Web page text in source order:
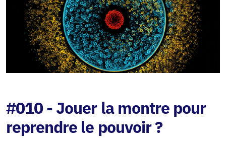
#010 - Jouer la montre pour
reprendre le pouvoir ?